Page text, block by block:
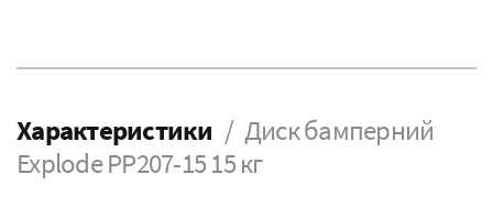
Характеристики
Диск бамперний
Explode PP207-15 15 кг